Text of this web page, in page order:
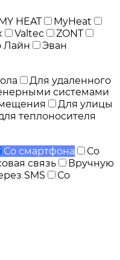
HEAT
MyHeat
Valtec
ZONT
Лайн
Эван
Для удаленного
системами
Для улицы
теплоносителя
Со смартфона
Со
связь
Вручную
SMS
Со